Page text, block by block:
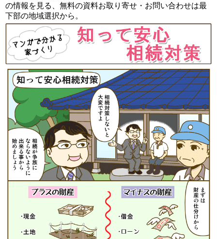
の情報を見る、無料の資料お取り寄せ・お問い合わせは最
下部の地域選択から。